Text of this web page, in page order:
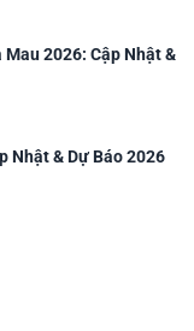
2026: Cập Nhật &
Nhật & Dự Báo 2026